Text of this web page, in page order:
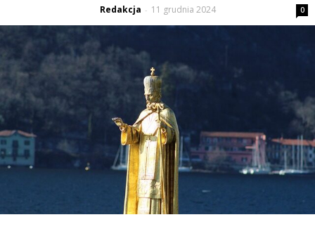
Redakcja - 11 grudnia 2024 0